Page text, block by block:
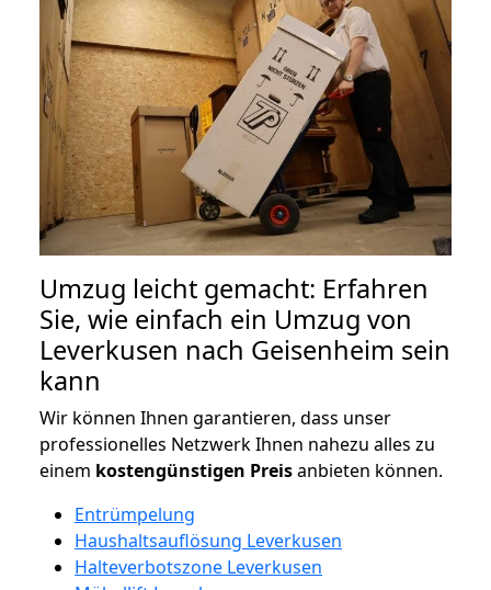
Umzug leicht gemacht: Erfahren
Sie, wie einfach ein Umzug von
Leverkusen nach Geisenheim sein
kann
Wir können Ihnen garantieren, dass unser
professionelles Netzwerk Ihnen nahezu alles zu
einem kostengünstigen Preisanbieten können.
Entrümpelung
Haushaltsauflösung Leverkusen
Halteverbotszone Leverkusen